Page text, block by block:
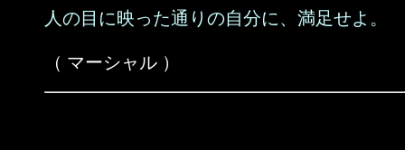
人の目に映った通りの自分に、満足せよ。
（ マーシャル ）